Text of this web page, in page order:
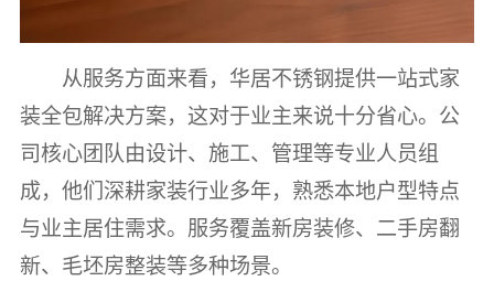
从服务方面来看，华居不锈钢提供一站式家
装全包解决方案，这对于业主来说十分省心。公
司核心团队由设计、施工、管理等专业人员组
成，他们深耕家装行业多年，熟悉本地户型特点
与业主居住需求。服务覆盖新房装修、二手房翻
新、毛坯房整装等多种场景。